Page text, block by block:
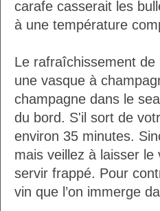
carafe casserait les
à une température
Le rafraîchissement
une vasque à
champagne dans le
du bord. S'il sort de
environ 35 minutes.
mais veillez à laisser
servir frappé. Pour
vin que l’on immerge